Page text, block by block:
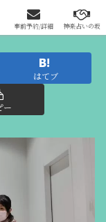
から
はてブ
ー
事前予約/詳細 神楽占いの坂